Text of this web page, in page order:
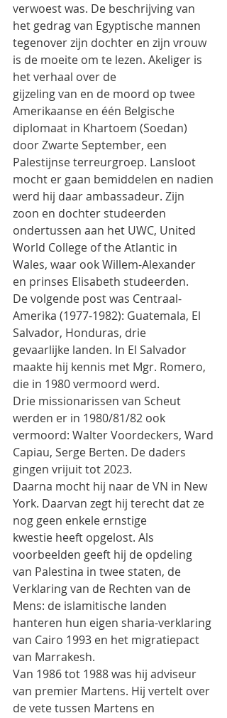
verwoest was. De beschrijving van
het gedrag van Egyptische mannen
tegenover zijn dochter en zijn vrouw
is de moeite om te lezen. Akeliger is
het verhaal over de
gijzeling van en de moord op twee
Amerikaanse en één Belgische
diplomaat in Khartoem (Soedan)
door Zwarte September, een
Palestijnse terreurgroep. Lansloot
mocht er gaan bemiddelen en nadien
werd hij daar ambassadeur. Zijn
zoon en dochter studeerden
ondertussen aan het UWC, United
World College of the Atlantic in
Wales, waar ook Willem-Alexander
en prinses Elisabeth studeerden.
De volgende post was Centraal-
Amerika (1977-1982): Guatemala, El
Salvador, Honduras, drie
gevaarlijke landen. In El Salvador
maakte hij kennis met Mgr. Romero,
die in 1980 vermoord werd.
Drie missionarissen van Scheut
werden er in 1980/81/82 ook
vermoord: Walter Voordeckers, Ward
Capiau, Serge Berten. De daders
gingen vrijuit tot 2023.
Daarna mocht hij naar de VN in New
York. Daarvan zegt hij terecht dat ze
nog geen enkele ernstige
kwestie heeft opgelost. Als
voorbeelden geeft hij de opdeling
van Palestina in twee staten, de
Verklaring van de Rechten van de
Mens: de islamitische landen
hanteren hun eigen sharia-verklaring
van Cairo 1993 en het migratiepact
van Marrakesh.
Van 1986 tot 1988 was hij adviseur
van premier Martens. Hij vertelt over
de vete tussen Martens en